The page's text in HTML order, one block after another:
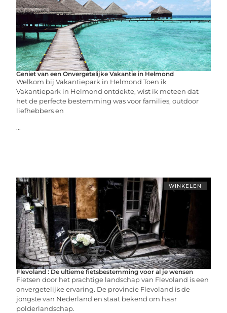
Geniet van een Onvergetelijke Vakantie in Helmond
Welkom bij Vakantiepark in Helmond Toen ik
Vakantiepark in Helmond ontdekte, wist ik meteen dat
het de perfecte bestemming was voor families, outdoor
liefhebbers en
...
WINKELEN
Flevoland : De ultieme fietsbestemming voor al je wensen
Fietsen door het prachtige landschap van Flevoland is een
onvergetelijke ervaring. De provincie Flevoland is de
jongste van Nederland en staat bekend om haar
polderlandschap.